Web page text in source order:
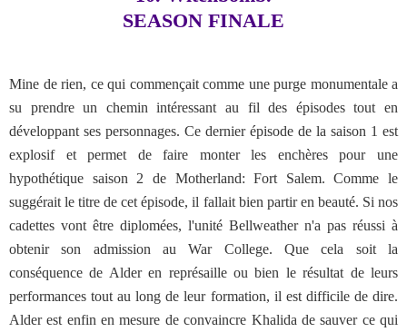
SEASON FINALE
Mine de rien, ce qui commençait comme une purge monumentale a
su prendre un chemin intéressant au fil des épisodes tout en
développant ses personnages. Ce dernier épisode de la saison 1 est
explosif et permet de faire monter les enchères pour une
hypothétique saison 2 de Motherland: Fort Salem. Comme le
suggérait le titre de cet épisode, il fallait bien partir en beauté. Si nos
cadettes vont être diplomées, l'unité Bellweather n'a pas réussi à
obtenir son admission au War College. Que cela soit la
conséquence de Alder en représaille ou bien le résultat de leurs
performances tout au long de leur formation, il est difficile de dire.
Alder est enfin en mesure de convaincre Khalida de sauver ce qui